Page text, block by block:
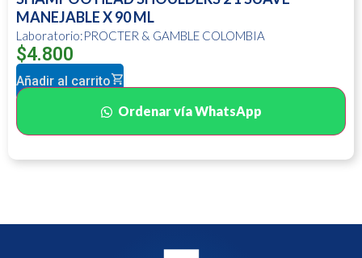
MANEJABLE X 90 ML
Laboratorio:PROCTER & GAMBLE COLOMBIA
$4.800
Añadir al carrito
Ordenar vía WhatsApp